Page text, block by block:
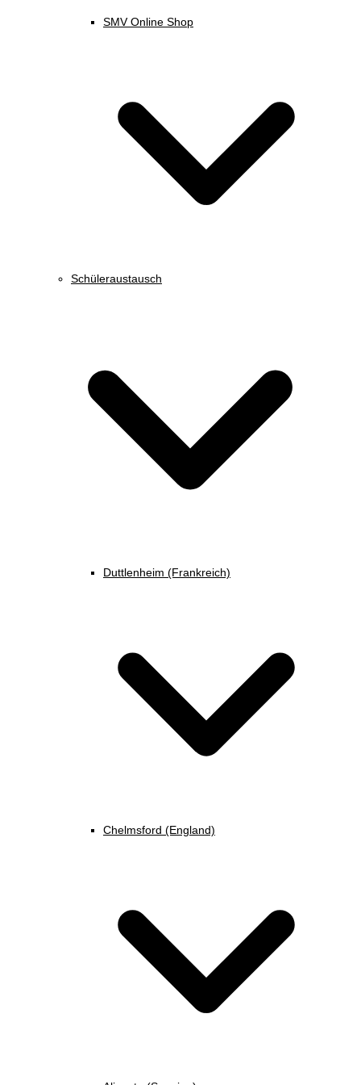
SMV Online Shop
Schüleraustausch
Duttlenheim (Frankreich)
Chelmsford (England)